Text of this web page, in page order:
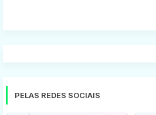
PELAS REDES SOCIAIS